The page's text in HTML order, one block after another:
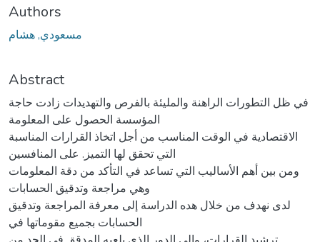
Authors
مسعودي, هشام
Abstract
في ظل التطورات الراهنة والمليئة بالفرص والتهديدات زادت حاجة
المؤسسة الحصول على المعلومة
الاقتصادية في الوقت المناسب من أجل اتخاذ القرارات المناسبة
التي تحقق لها التميز. على المنافسين
ومن بين أهم الأساليب التي تساعد في التأكد من دقة المعلومات
وهي مراجعة وتدقيق الحسابات
لدى نهدف من خلال هده الدراسة إلى معرفة المراجعة وتدقيق
الحسابات بجميع مقوماتها في